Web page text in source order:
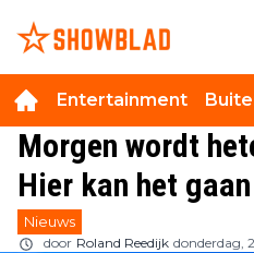
Entertainment
Morgen wordt
Hier kan het
Nieuws
door Roland Reedijk donderdag,